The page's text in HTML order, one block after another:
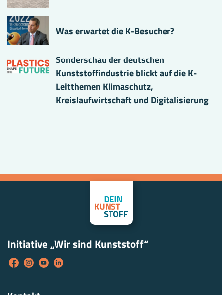
Was erwartet die K-Besucher?
Sonderschau der deutschen
Kunststoffindustrie blickt auf die K-
Leitthemen Klimaschutz,
Kreislaufwirtschaft und Digitalisierung
Initiative „Wir sind Kunststoff“